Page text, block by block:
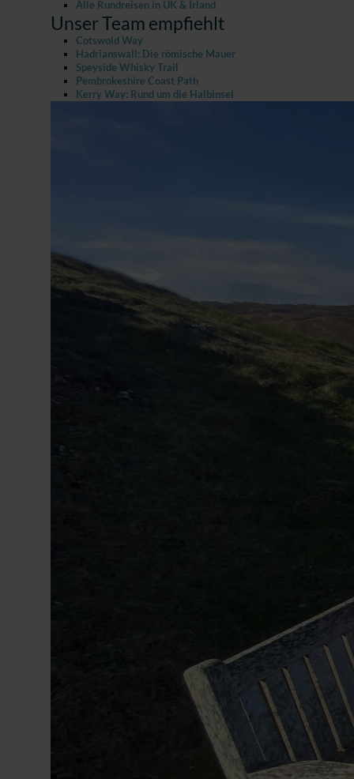
Alle Rundreisen in UK & Irland
Unser Team empfiehlt
Cotswold Way
Hadrianswall: Die römische Mauer
Speyside Whisky Trail
Pembrokeshire Coast Path
Kerry Way: Rund um die Halbinsel